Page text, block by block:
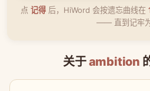
点 记得后，HiWord 会按遗忘曲线在
—— 直到记牢为
关于ambition